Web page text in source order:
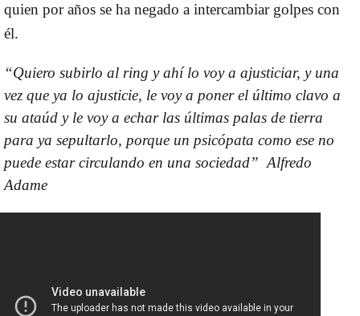
quien por años se ha negado a intercambiar golpes con
él.
“Quiero subirlo al ring y ahí lo voy a ajusticiar, y una
vez que ya lo ajusticie, le voy a poner el último clavo a
su ataúd y le voy a echar las últimas palas de tierra
para ya sepultarlo, porque un psicópata como ese no
puede estar circulando en una sociedad” Alfredo
Adame